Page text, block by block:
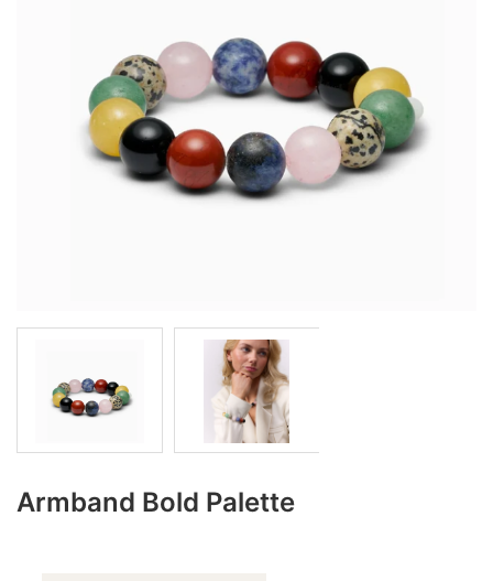
Armband Bold Palette